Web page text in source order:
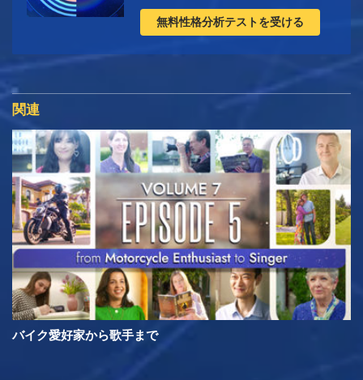
無料性格分析テストを受ける
関連
バイク愛好家から歌手まで